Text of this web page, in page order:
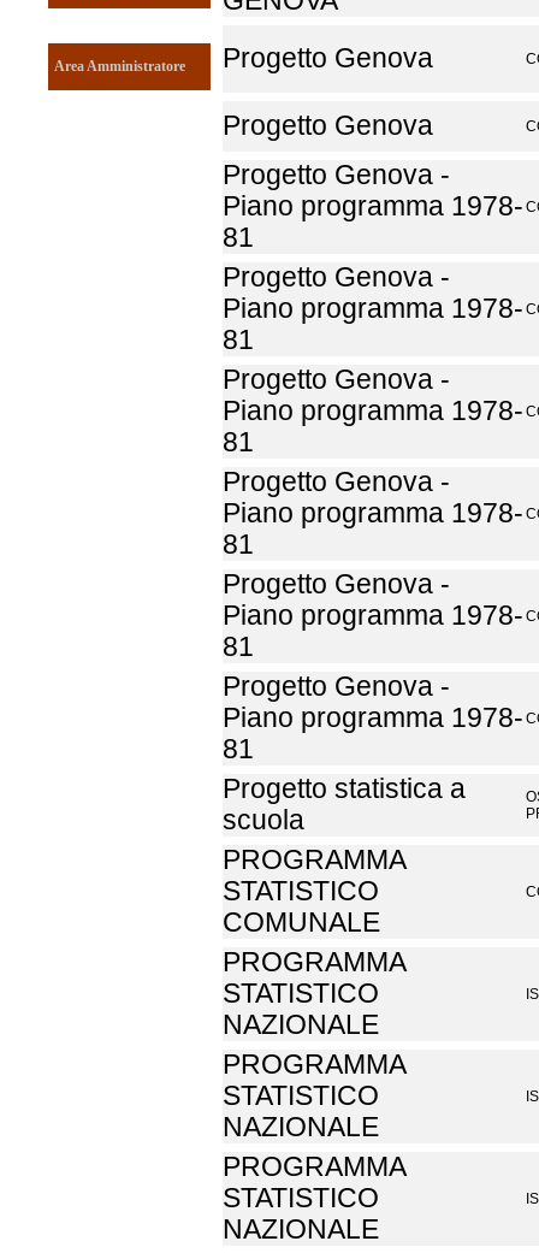
Area Amministratore Progetto Genova
Progetto Genova
Progetto Genova -
Piano programma 1978-
81
Progetto Genova -
Piano programma 1978-
81
Progetto Genova -
Piano programma 1978-
81
Progetto Genova -
Piano programma 1978-
81
Progetto Genova -
Piano programma 1978-
81
Progetto Genova -
Piano programma 1978-
81
Progetto statistica a
scuola
PROGRAMMA
STATISTICO
COMUNALE
PROGRAMMA
STATISTICO
NAZIONALE
PROGRAMMA
STATISTICO
NAZIONALE
PROGRAMMA
STATISTICO
NAZIONALE